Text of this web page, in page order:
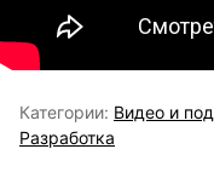
Категории: Видео и
Разработка